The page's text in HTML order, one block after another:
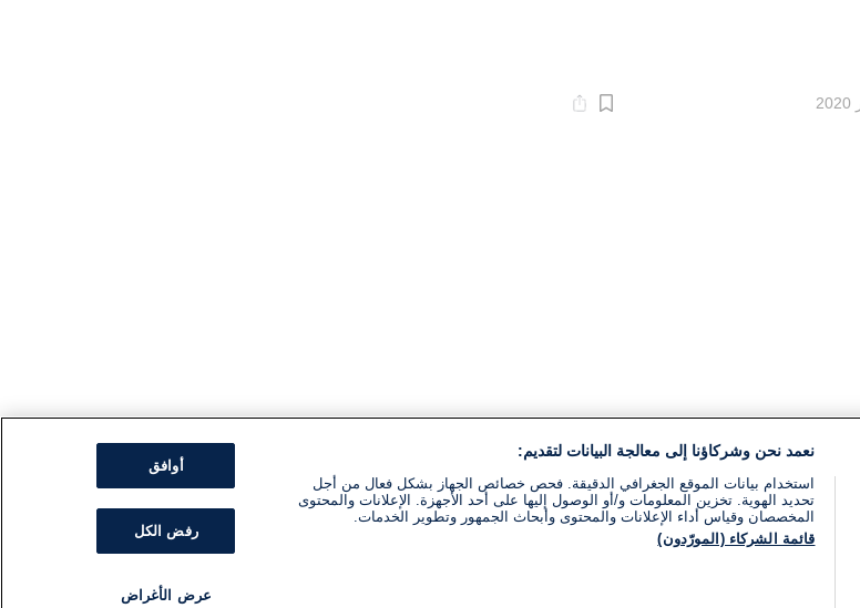
نعمد نحن وشركاؤنا إلى معالجة البيانات لتقديم:
استخدام بيانات الموقع الجغرافي الدقيقة. فحص خصائص الجهاز بشكل فعال من أجل
تحديد الهوية. تخزين المعلومات و/أو الوصول إليها على أحد الأجهزة. الإعلانات والمحتوى
المخصصان وقياس أداء الإعلانات والمحتوى وأبحاث الجمهور وتطوير الخدمات.
قائمة الشركاء (المورّدون)
أوافق
رفض الكل
عرض الأغراض